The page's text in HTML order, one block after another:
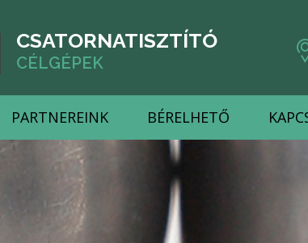
CSATORNATISZTÍTÓ
CÉLGÉPEK
PARTNEREINK BÉRELHETŐ